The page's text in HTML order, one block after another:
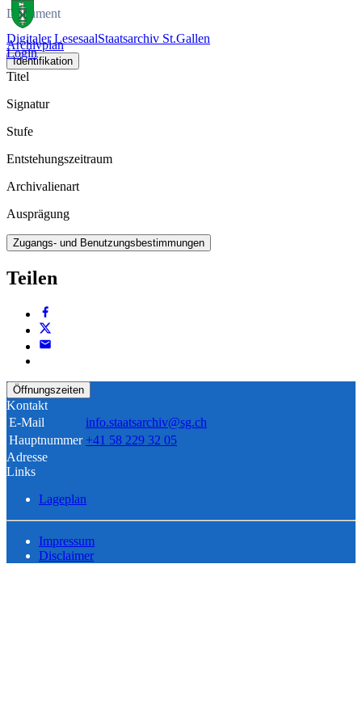
Digitaler LesesaalStaatsarchiv St.Gallen
Login
Dokument
Archivplan
Identifikation
Titel
Signatur
Stufe
Entstehungszeitraum
Archivalienart
Ausprägung
Zugangs- und Benutzungsbestimmungen
Teilen
Öffnungszeiten
Kontakt
E-Mail
info.staatsarchiv@sg.ch
Hauptnummer +41 58 229 32 05
Adresse
Links
Lageplan
Impressum
Disclaimer